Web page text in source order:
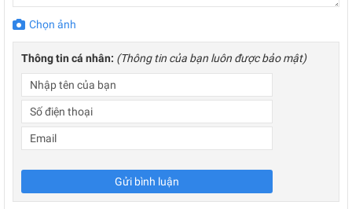
Chọn ảnh
Thông tin cá nhân: (Thông tin của bạn luôn được bảo mật)
Gửi bình luận